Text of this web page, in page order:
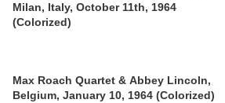
Milan, Italy, October 11th, 1964
(Colorized)
Max Roach Quartet & Abbey Lincoln,
Belgium, January 10, 1964 (Colorized)